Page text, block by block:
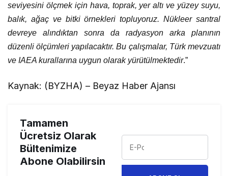
seviyesini ölçmek için hava, toprak, yer altı ve yüzey suyu,
balık, ağaç ve bitki örnekleri topluyoruz. Nükleer santral
devreye alındıktan sonra da radyasyon arka planının
düzenli ölçümleri yapılacaktır. Bu çalışmalar, Türk mevzuatı
ve IAEA kurallarına uygun olarak yürütülmektedir.”
Kaynak: (BYZHA) – Beyaz Haber Ajansı
Tamamen
Ücretsiz Olarak
Bültenimize
Abone Olabilirsin